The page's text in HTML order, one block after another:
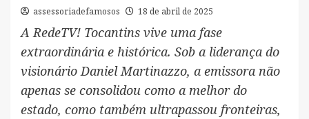
assessoriadefamosos 18 de abril de 2025
A RedeTV! Tocantins vive uma fase
extraordinária e histórica. Sob a liderança do
visionário Daniel Martinazzo, a emissora não
apenas se consolidou como a melhor do
estado, como também ultrapassou fronteiras,